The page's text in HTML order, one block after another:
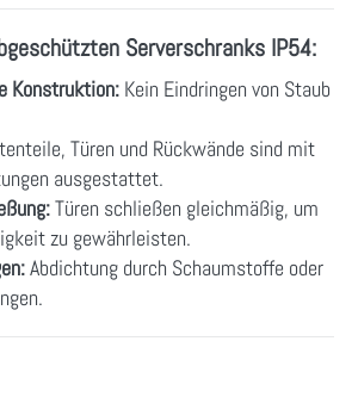
Serverschranks IP54:
Konstruktion: Kein Eindringen von Staub
Türen und Rückwände sind mit
ausgestattet.
Türen schließen gleichmäßig, um
zu gewährleisten.
Abdichtung durch Schaumstoffe oder